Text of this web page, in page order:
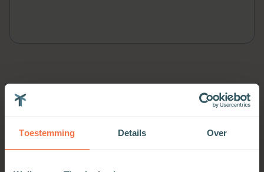
Toestemming Details Over
Meer van deze auteur